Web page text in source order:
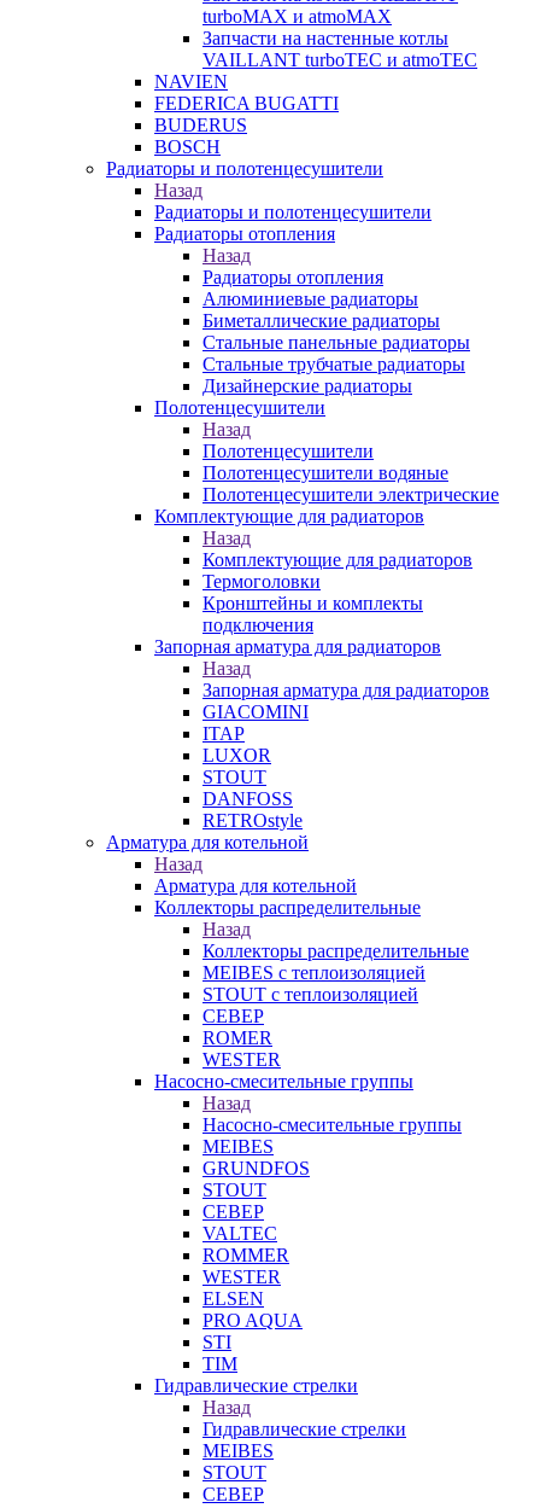
turboMAX и atmoMAX
Запчасти на настенные котлы
VAILLANT turboTEC и atmoTEC
NAVIEN
FEDERICA BUGATTI
BUDERUS
BOSCH
Радиаторы и полотенцесушители
Назад
Радиаторы и полотенцесушители
Радиаторы отопления
Назад
Радиаторы отопления
Алюминиевые радиаторы
Биметаллические радиаторы
Стальные панельные радиаторы
Стальные трубчатые радиаторы
Дизайнерские радиаторы
Полотенцесушители
Назад
Полотенцесушители
Полотенцесушители водяные
Полотенцесушители электрические
Комплектующие для радиаторов
Назад
Комплектующие для радиаторов
Термоголовки
Кронштейны и комплекты
подключения
Запорная арматура для радиаторов
Назад
Запорная арматура для радиаторов
GIACOMINI
ITAP
LUXOR
STOUT
DANFOSS
RETROstyle
Арматура для котельной
Назад
Арматура для котельной
Коллекторы распределительные
Назад
Коллекторы распределительные
MEIBES с теплоизоляцией
STOUT с теплоизоляцией
СЕВЕР
ROMER
WESTER
Насосно-смесительные группы
Назад
Насосно-смесительные группы
MEIBES
GRUNDFOS
STOUT
СЕВЕР
VALTEC
ROMMER
WESTER
ELSEN
PRO AQUA
STI
TIM
Гидравлические стрелки
Назад
Гидравлические стрелки
MEIBES
STOUT
СЕВЕР